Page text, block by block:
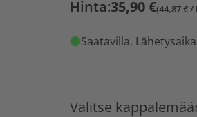
Hinta:35,90 €(44,87 € /
Saatavilla.
Valitse